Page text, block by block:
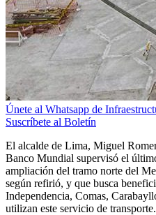
Únete al Whatsapp de
Suscríbete al Boletín
El alcalde de Lima, Miguel
Banco Mundial supervisó el
ampliación del tramo norte del
según refirió, y que busca
Independencia, Comas,
utilizan este servicio de transporte.